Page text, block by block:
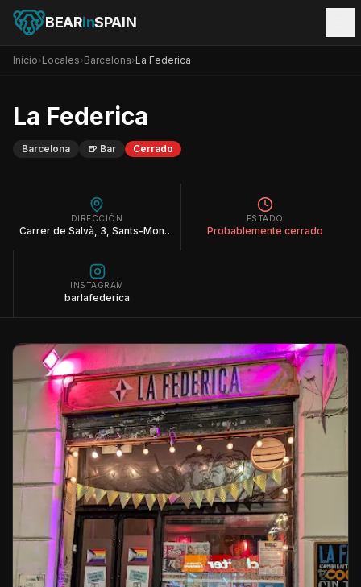
BEARinSPAIN
Inicio›Locales›Barcelona›La Federica
La Federica
Barcelona 🍺 Bar Cerrado
DIRECCIÓN
Carrer de Salvà, 3, Sants-Montjuïc, 08004 Barcelona
ESTADO
Probablemente cerrado
INSTAGRAM
barlafederica